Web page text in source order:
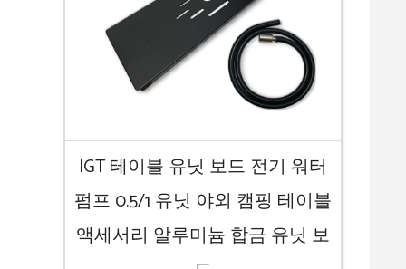
IGT 테이블 유닛 보드 전기 워터
펌프 0.5/1 유닛 야외 캠핑 테이블
액세서리 알루미늄 합금 유닛 보